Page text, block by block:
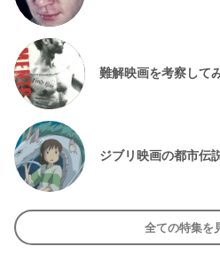
難解映画を考察して
ジブリ映画の都市伝
全ての特集を